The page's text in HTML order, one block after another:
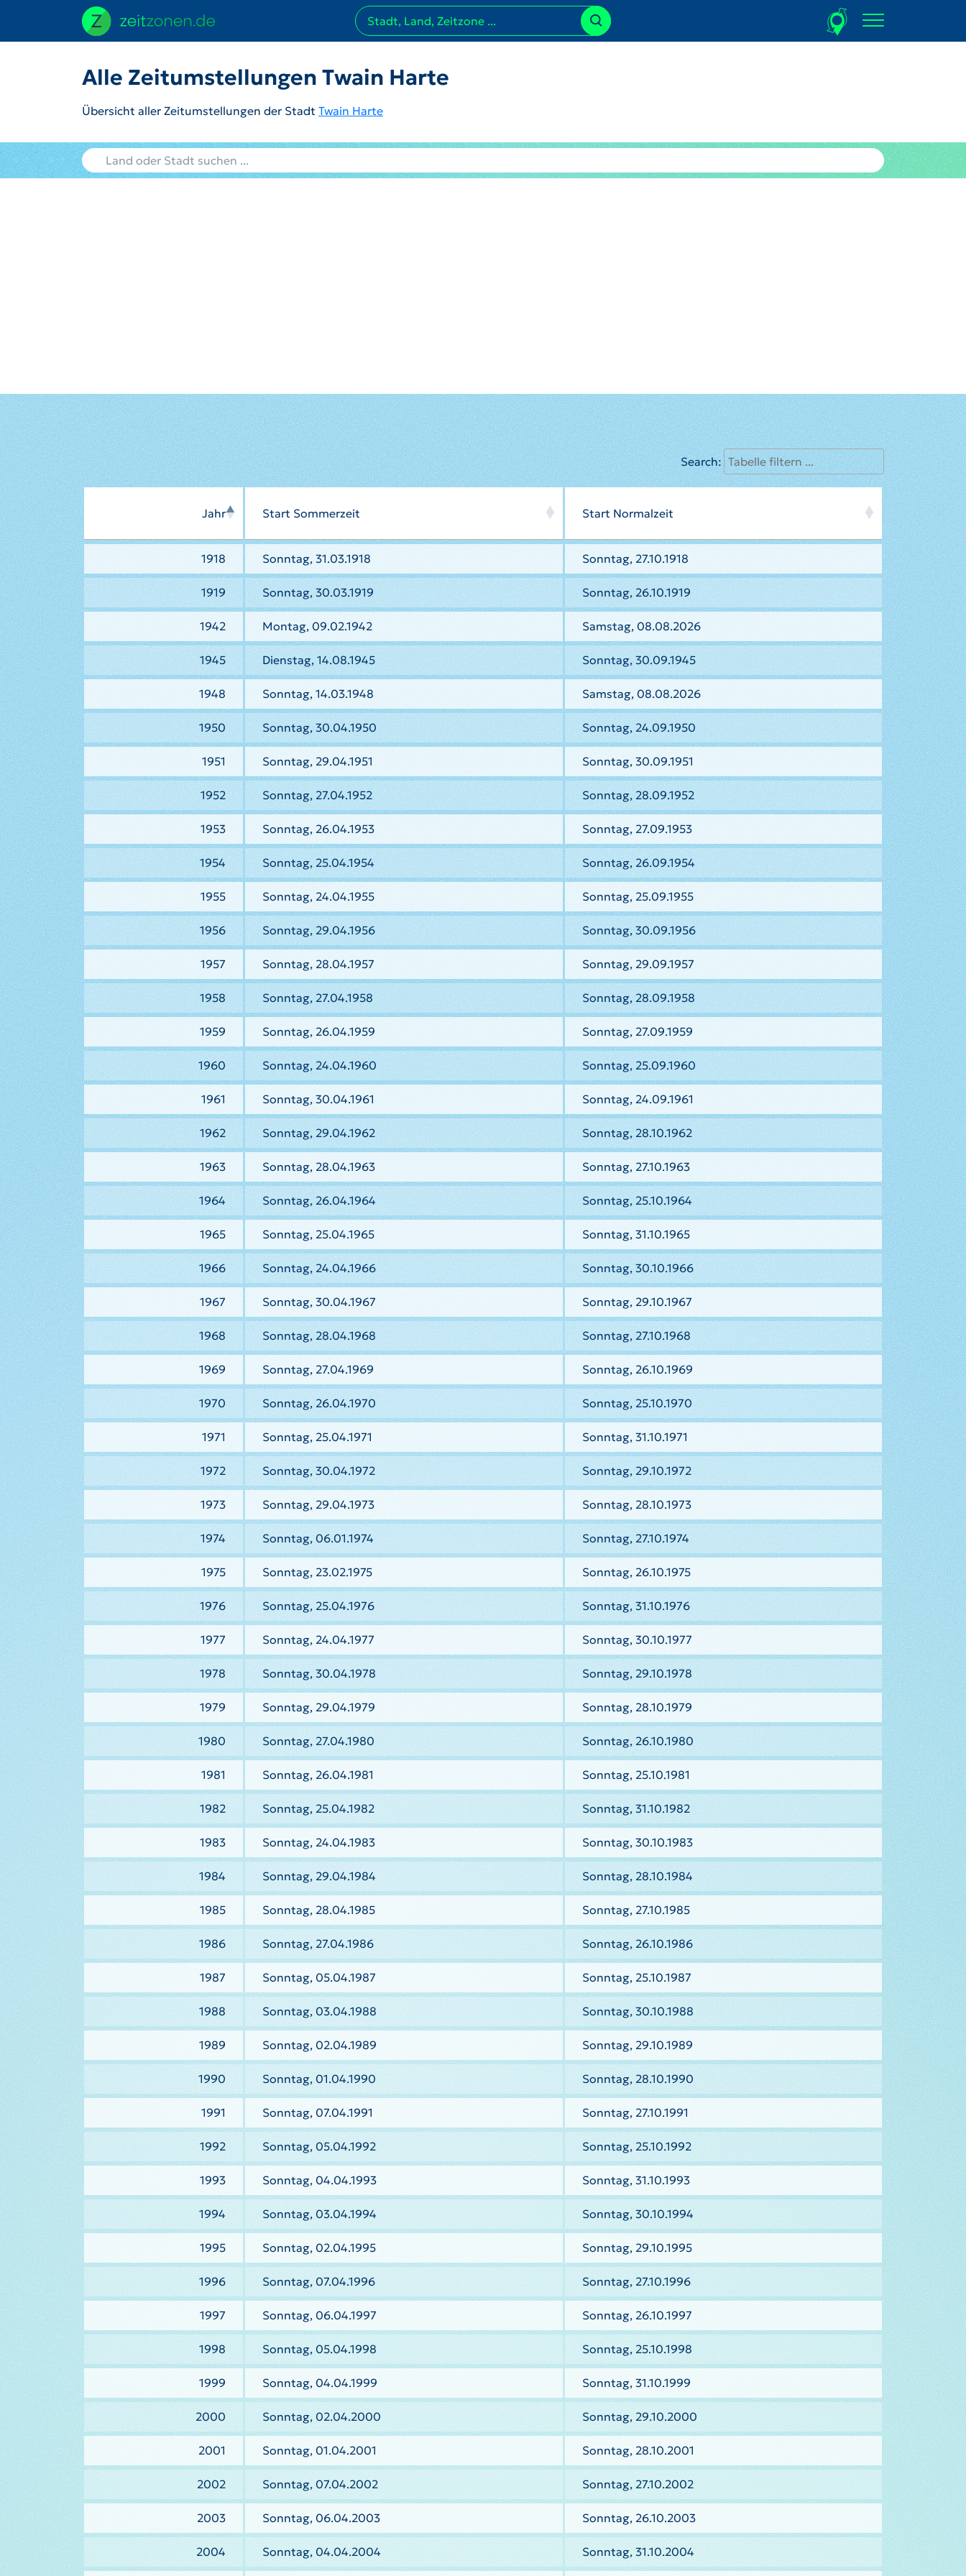
Alle Zeitumstellungen Twain Harte
Übersicht aller Zeitumstellungen der Stadt Twain Harte
Search:
Jahr Start Sommerzeit Start Normalzeit
1918 Sonntag, 31.03.1918 Sonntag, 27.10.1918
1919 Sonntag, 30.03.1919 Sonntag, 26.10.1919
1942 Montag, 09.02.1942 Samstag, 08.08.2026
1945 Dienstag, 14.08.1945 Sonntag, 30.09.1945
1948 Sonntag, 14.03.1948 Samstag, 08.08.2026
1950 Sonntag, 30.04.1950 Sonntag, 24.09.1950
1951 Sonntag, 29.04.1951 Sonntag, 30.09.1951
1952 Sonntag, 27.04.1952 Sonntag, 28.09.1952
1953 Sonntag, 26.04.1953 Sonntag, 27.09.1953
1954 Sonntag, 25.04.1954 Sonntag, 26.09.1954
1955 Sonntag, 24.04.1955 Sonntag, 25.09.1955
1956 Sonntag, 29.04.1956 Sonntag, 30.09.1956
1957 Sonntag, 28.04.1957 Sonntag, 29.09.1957
1958 Sonntag, 27.04.1958 Sonntag, 28.09.1958
1959 Sonntag, 26.04.1959 Sonntag, 27.09.1959
1960 Sonntag, 24.04.1960 Sonntag, 25.09.1960
1961 Sonntag, 30.04.1961 Sonntag, 24.09.1961
1962 Sonntag, 29.04.1962 Sonntag, 28.10.1962
1963 Sonntag, 28.04.1963 Sonntag, 27.10.1963
1964 Sonntag, 26.04.1964 Sonntag, 25.10.1964
1965 Sonntag, 25.04.1965 Sonntag, 31.10.1965
1966 Sonntag, 24.04.1966 Sonntag, 30.10.1966
1967 Sonntag, 30.04.1967 Sonntag, 29.10.1967
1968 Sonntag, 28.04.1968 Sonntag, 27.10.1968
1969 Sonntag, 27.04.1969 Sonntag, 26.10.1969
1970 Sonntag, 26.04.1970 Sonntag, 25.10.1970
1971 Sonntag, 25.04.1971 Sonntag, 31.10.1971
1972 Sonntag, 30.04.1972 Sonntag, 29.10.1972
1973 Sonntag, 29.04.1973 Sonntag, 28.10.1973
1974 Sonntag, 06.01.1974 Sonntag, 27.10.1974
1975 Sonntag, 23.02.1975 Sonntag, 26.10.1975
1976 Sonntag, 25.04.1976 Sonntag, 31.10.1976
1977 Sonntag, 24.04.1977 Sonntag, 30.10.1977
1978 Sonntag, 30.04.1978 Sonntag, 29.10.1978
1979 Sonntag, 29.04.1979 Sonntag, 28.10.1979
1980 Sonntag, 27.04.1980 Sonntag, 26.10.1980
1981 Sonntag, 26.04.1981 Sonntag, 25.10.1981
1982 Sonntag, 25.04.1982 Sonntag, 31.10.1982
1983 Sonntag, 24.04.1983 Sonntag, 30.10.1983
1984 Sonntag, 29.04.1984 Sonntag, 28.10.1984
1985 Sonntag, 28.04.1985 Sonntag, 27.10.1985
1986 Sonntag, 27.04.1986 Sonntag, 26.10.1986
1987 Sonntag, 05.04.1987 Sonntag, 25.10.1987
1988 Sonntag, 03.04.1988 Sonntag, 30.10.1988
1989 Sonntag, 02.04.1989 Sonntag, 29.10.1989
1990 Sonntag, 01.04.1990 Sonntag, 28.10.1990
1991 Sonntag, 07.04.1991 Sonntag, 27.10.1991
1992 Sonntag, 05.04.1992 Sonntag, 25.10.1992
1993 Sonntag, 04.04.1993 Sonntag, 31.10.1993
1994 Sonntag, 03.04.1994 Sonntag, 30.10.1994
1995 Sonntag, 02.04.1995 Sonntag, 29.10.1995
1996 Sonntag, 07.04.1996 Sonntag, 27.10.1996
1997 Sonntag, 06.04.1997 Sonntag, 26.10.1997
1998 Sonntag, 05.04.1998 Sonntag, 25.10.1998
1999 Sonntag, 04.04.1999 Sonntag, 31.10.1999
2000 Sonntag, 02.04.2000 Sonntag, 29.10.2000
2001 Sonntag, 01.04.2001 Sonntag, 28.10.2001
2002 Sonntag, 07.04.2002 Sonntag, 27.10.2002
2003 Sonntag, 06.04.2003 Sonntag, 26.10.2003
2004 Sonntag, 04.04.2004 Sonntag, 31.10.2004